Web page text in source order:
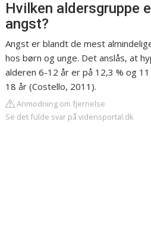
Hvilken aldersgruppe
angst?
Angst er blandt de mest
hos børn og unge. Det anslås, at
alderen 6-12 år er på 12,3 % og
18 år (Costello, 2011).
Anmodning om fjernelse
Se det fulde svar på vidensportal.dk